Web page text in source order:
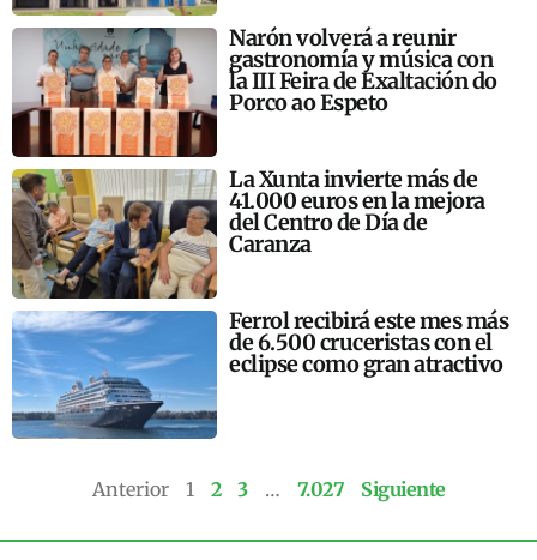
Narón volverá a reunir
gastronomía y música con
la III Feira de Exaltación do
Porco ao Espeto
La Xunta invierte más de
41.000 euros en la mejora
del Centro de Día de
Caranza
Ferrol recibirá este mes más
de 6.500 cruceristas con el
eclipse como gran atractivo
Anterior 1 2 3 … 7.027 Siguiente